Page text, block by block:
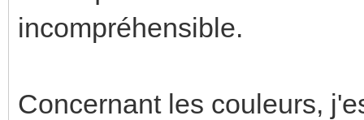
incompréhensible.
Concernant les couleurs,